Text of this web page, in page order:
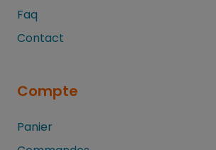
Faq
Contact
Compte
Panier